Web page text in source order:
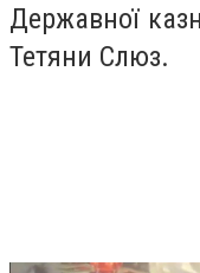
Державної
Тетяни Слюз.